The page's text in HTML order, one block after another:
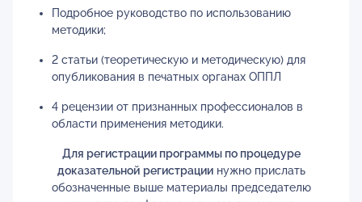
Подробное руководство по использованию
методики;
2 статьи (теоретическую и методическую) для
опубликования в печатных органах ОППЛ
4 рецензии от признанных профессионалов в
области применения методики.
Для регистрации программы по процедуре
доказательной регистрациинужно прислать
обозначенные выше материалы председателю